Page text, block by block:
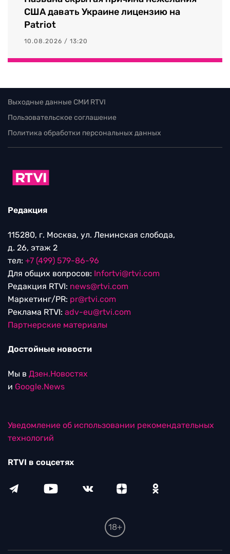
США давать Украине лицензию на
Patriot
10.08.2026 / 13:20
Выходные данные СМИ RTVI
Пользовательское соглашение
Политика обработки персональных данных
Редакция
115280, г. Москва, ул. Ленинская слобода,
д. 26, этаж 2
тел: +7 (499) 579-86-96
Для общих вопросов: Infortvi@rtvi.com
Редакция RTVI: news@rtvi.com
Маркетинг/PR: pr@rtvi.com
Реклама RTVI: adv-eu@rtvi.com
Партнерские материалы
Достойные новости
Мы в Дзен.Новостях
и Google.News
Уведомление об использовании рекомендательных
технологий
RTVI в соцсетях
18+